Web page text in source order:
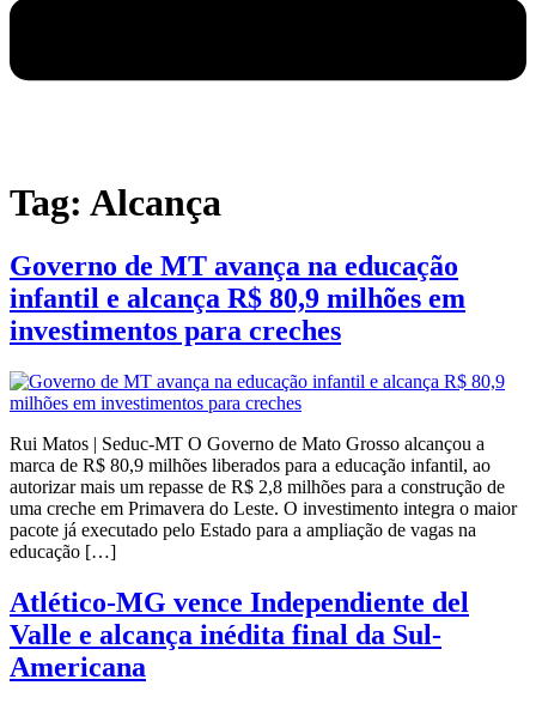
Tag: Alcança
Governo de MT avança na educação
infantil e alcança R$ 80,9 milhões em
investimentos para creches
Rui Matos | Seduc-MT O Governo de Mato Grosso alcançou a
marca de R$ 80,9 milhões liberados para a educação infantil, ao
autorizar mais um repasse de R$ 2,8 milhões para a construção de
uma creche em Primavera do Leste. O investimento integra o maior
pacote já executado pelo Estado para a ampliação de vagas na
educação […]
Atlético-MG vence Independiente del
Valle e alcança inédita final da Sul-
Americana